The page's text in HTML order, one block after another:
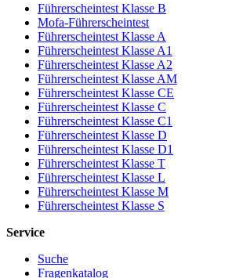
Führerscheintest Klasse B
Mofa-Führerscheintest
Führerscheintest Klasse A
Führerscheintest Klasse A1
Führerscheintest Klasse A2
Führerscheintest Klasse AM
Führerscheintest Klasse CE
Führerscheintest Klasse C
Führerscheintest Klasse C1
Führerscheintest Klasse D
Führerscheintest Klasse D1
Führerscheintest Klasse T
Führerscheintest Klasse L
Führerscheintest Klasse M
Führerscheintest Klasse S
Service
Suche
Fragenkatalog